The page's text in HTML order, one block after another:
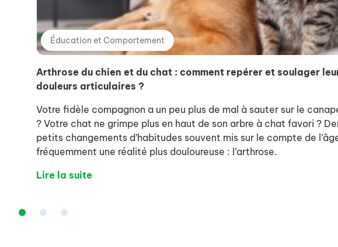
Éducation et Comportement
Arthrose du chien et du chat : comment repérer et soulager
douleurs articulaires ?
Votre fidèle compagnon a un peu plus de mal à sauter sur le
? Votre chat ne grimpe plus en haut de son arbre à chat favori ?
petits changements d’habitudes souvent mis sur le compte de
fréquemment une réalité plus douloureuse : l’arthrose.
Lire la suite